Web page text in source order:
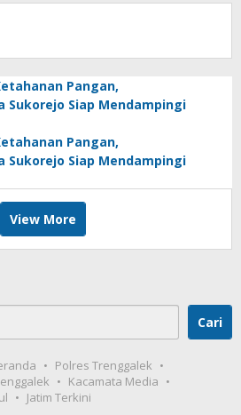
Pangan,
Sukorejo Siap Mendampingi
Pangan,
Sukorejo Siap Mendampingi
View More
Cari
Polres Trenggalek
Kacamata Media
Jatim Terkini